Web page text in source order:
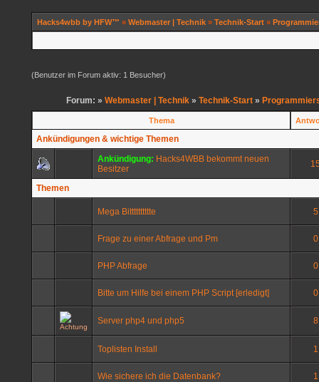
Hacks4wbb by HFW™ » Webmaster | Technik » Technik-Start »
(Benutzer im Forum aktiv: 1 Besucher)
Forum: » Webmaster | Technik » Technik-Start »
Thema
Ankündigungen & wichtige Themen
Ankündigung: Hacks4WBB bekommt neuen
Besitzer
Themen
Mega Bitttttttttte 5
Frage zu einer Abfrage und Pm 0
PHP Abfrage 0
Bitte um Hilfe bei einem PHP Script [erledigt] 0
Server php4 und php5 8
Toplisten Install 1
Wie sichere ich die Datenbank? 1